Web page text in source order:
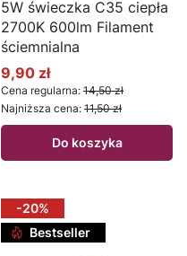
5W świeczka C35 ciepła
2700K 600lm Filament
ściemnialna
Cena promocyjna
9,90 zł
Cena regularna: 14,50 zł
Najniższa cena: 11,50 zł
Do koszyka
-20%
Bestseller